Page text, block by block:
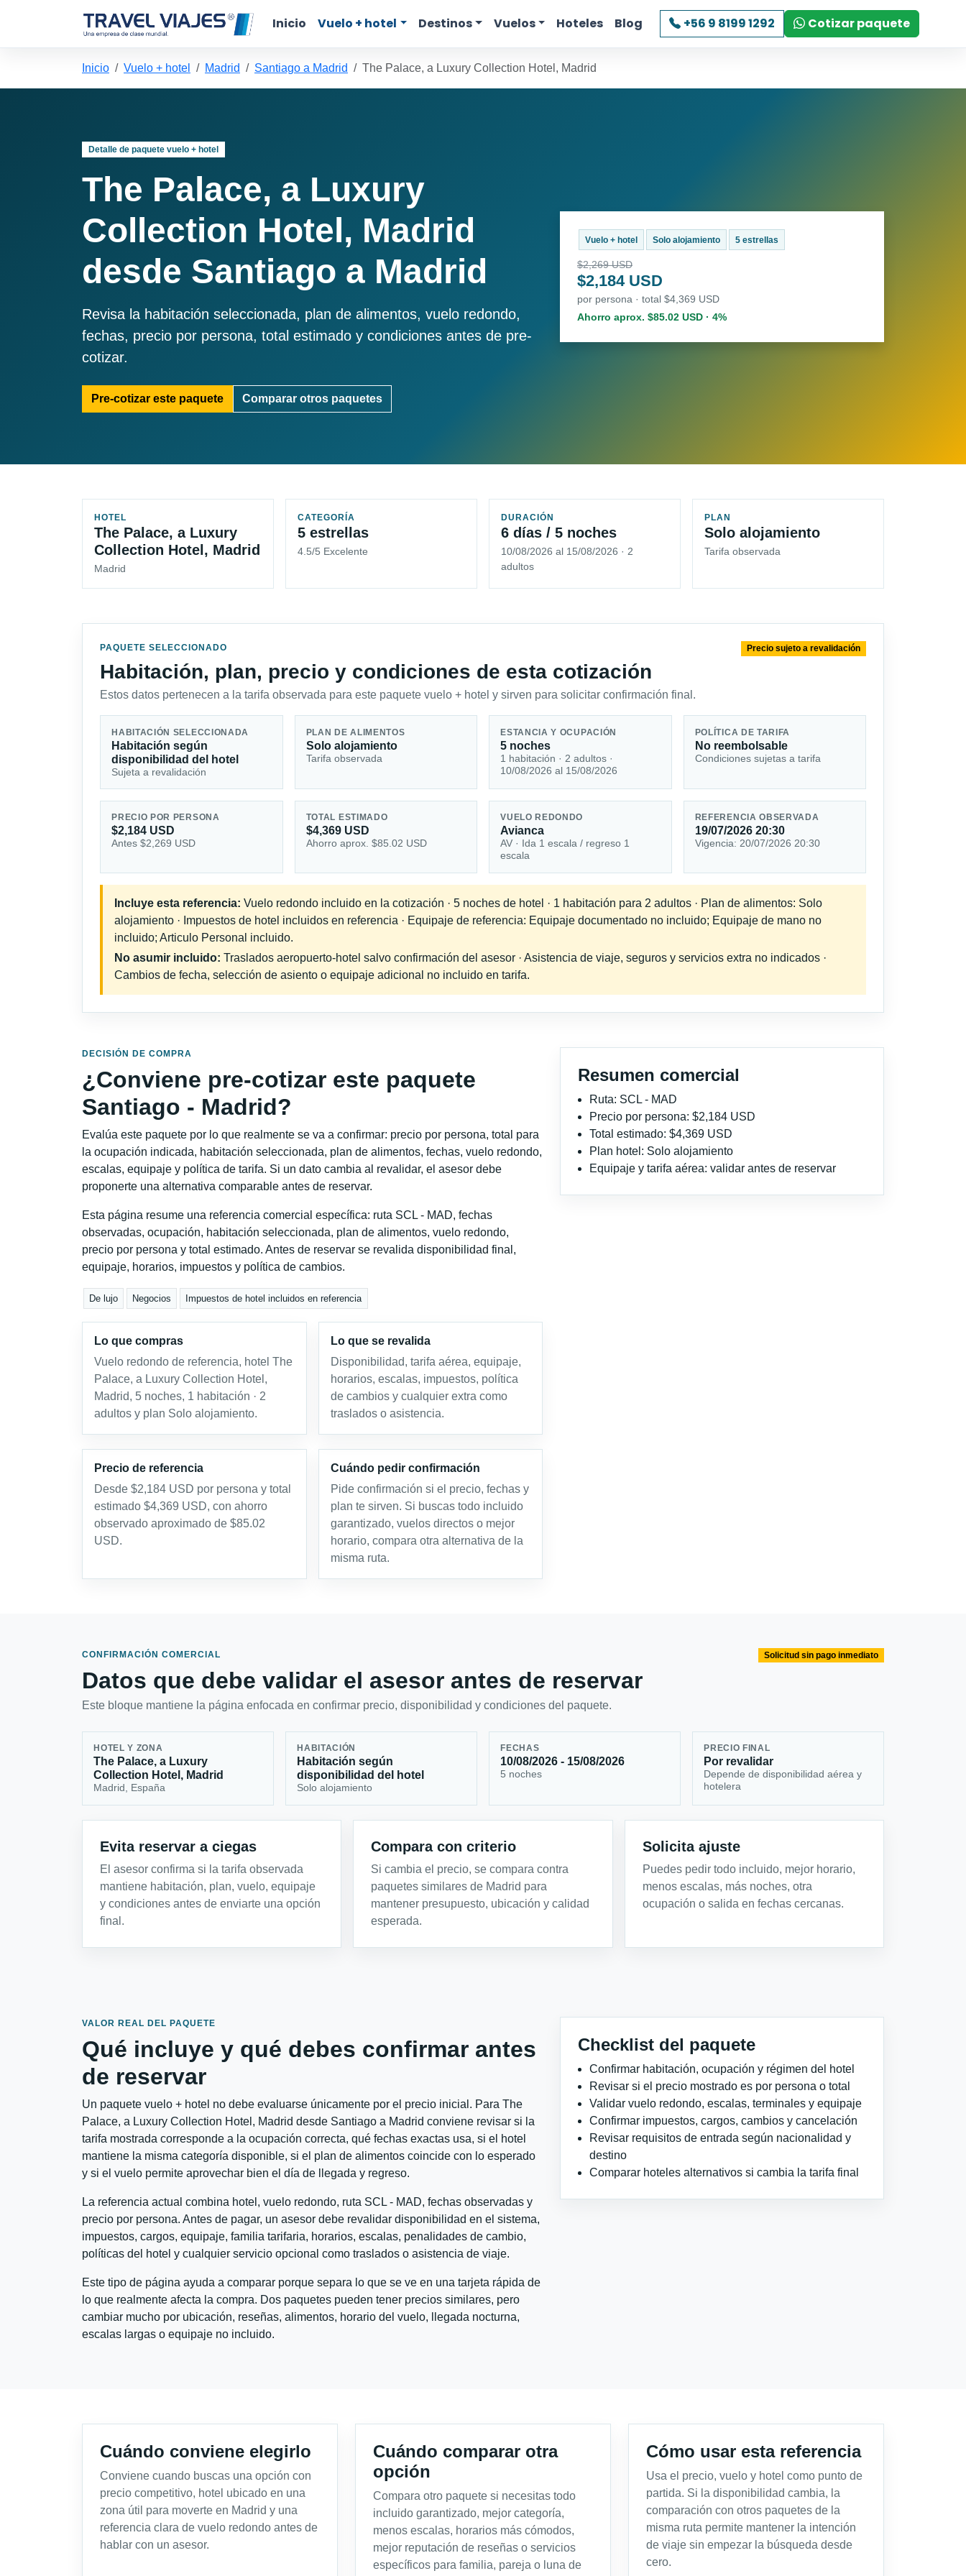
Inicio Vuelo + hotel Destinos Vuelos Hoteles Blog +56 9 8199 1292 Cotizar paquete
Inicio Vuelo + hotel Madrid Santiago a Madrid The Palace, a Luxury Collection Hotel, Madrid
Detalle de paquete vuelo + hotel
The Palace, a Luxury
Collection Hotel, Madrid
desde Santiago a Madrid
Revisa la habitación seleccionada, plan de alimentos, vuelo redondo,
fechas, precio por persona, total estimado y condiciones antes de pre-
cotizar.
Pre-cotizar este paquete Comparar otros paquetes
Vuelo + hotel Solo alojamiento 5 estrellas
$2,269 USD
$2,184 USD
por persona · total $4,369 USD
Ahorro aprox. $85.02 USD · 4%
HOTEL
The Palace, a Luxury
Collection Hotel, Madrid
Madrid
CATEGORÍA
5 estrellas
4.5/5 Excelente
DURACIÓN
6 días / 5 noches
10/08/2026 al 15/08/2026 · 2
adultos
PLAN
Solo alojamiento
Tarifa observada
PAQUETE SELECCIONADO
Habitación, plan, precio y condiciones de esta cotización
Estos datos pertenecen a la tarifa observada para este paquete vuelo + hotel y sirven para solicitar confirmación final.
Precio sujeto a revalidación
HABITACIÓN SELECCIONADA
Habitación según
disponibilidad del hotel
Sujeta a revalidación
PLAN DE ALIMENTOS
Solo alojamiento
Tarifa observada
ESTANCIA Y OCUPACIÓN
5 noches
1 habitación · 2 adultos ·
10/08/2026 al 15/08/2026
POLÍTICA DE TARIFA
No reembolsable
Condiciones sujetas a tarifa
PRECIO POR PERSONA
$2,184 USD
Antes $2,269 USD
TOTAL ESTIMADO
$4,369 USD
Ahorro aprox. $85.02 USD
VUELO REDONDO
Avianca
AV · Ida 1 escala / regreso 1
escala
REFERENCIA OBSERVADA
19/07/2026 20:30
Vigencia: 20/07/2026 20:30
Incluye esta referencia: Vuelo redondo incluido en la cotización · 5 noches de hotel · 1 habitación para 2 adultos · Plan de alimentos: Solo
alojamiento · Impuestos de hotel incluidos en referencia · Equipaje de referencia: Equipaje documentado no incluido; Equipaje de mano no
incluido; Articulo Personal incluido.
No asumir incluido: Traslados aeropuerto-hotel salvo confirmación del asesor · Asistencia de viaje, seguros y servicios extra no indicados ·
Cambios de fecha, selección de asiento o equipaje adicional no incluido en tarifa.
DECISIÓN DE COMPRA
¿Conviene pre-cotizar este paquete
Santiago - Madrid?
Evalúa este paquete por lo que realmente se va a confirmar: precio por persona, total para
la ocupación indicada, habitación seleccionada, plan de alimentos, fechas, vuelo redondo,
escalas, equipaje y política de tarifa. Si un dato cambia al revalidar, el asesor debe
proponerte una alternativa comparable antes de reservar.
Esta página resume una referencia comercial específica: ruta SCL - MAD, fechas
observadas, ocupación, habitación seleccionada, plan de alimentos, vuelo redondo,
precio por persona y total estimado. Antes de reservar se revalida disponibilidad final,
equipaje, horarios, impuestos y política de cambios.
De lujo Negocios Impuestos de hotel incluidos en referencia
Lo que compras
Vuelo redondo de referencia, hotel The
Palace, a Luxury Collection Hotel,
Madrid, 5 noches, 1 habitación · 2
adultos y plan Solo alojamiento.
Lo que se revalida
Disponibilidad, tarifa aérea, equipaje,
horarios, escalas, impuestos, política
de cambios y cualquier extra como
traslados o asistencia.
Precio de referencia
Desde $2,184 USD por persona y total
estimado $4,369 USD, con ahorro
observado aproximado de $85.02
USD.
Cuándo pedir confirmación
Pide confirmación si el precio, fechas y
plan te sirven. Si buscas todo incluido
garantizado, vuelos directos o mejor
horario, compara otra alternativa de la
misma ruta.
Resumen comercial
Ruta: SCL - MAD
Precio por persona: $2,184 USD
Total estimado: $4,369 USD
Plan hotel: Solo alojamiento
Equipaje y tarifa aérea: validar antes de reservar
CONFIRMACIÓN COMERCIAL
Datos que debe validar el asesor antes de reservar
Este bloque mantiene la página enfocada en confirmar precio, disponibilidad y condiciones del paquete.
Solicitud sin pago inmediato
HOTEL Y ZONA
The Palace, a Luxury
Collection Hotel, Madrid
Madrid, España
HABITACIÓN
Habitación según
disponibilidad del hotel
Solo alojamiento
FECHAS
10/08/2026 - 15/08/2026
5 noches
PRECIO FINAL
Por revalidar
Depende de disponibilidad aérea y
hotelera
Evita reservar a ciegas
El asesor confirma si la tarifa observada
mantiene habitación, plan, vuelo, equipaje
y condiciones antes de enviarte una opción
final.
Compara con criterio
Si cambia el precio, se compara contra
paquetes similares de Madrid para
mantener presupuesto, ubicación y calidad
esperada.
Solicita ajuste
Puedes pedir todo incluido, mejor horario,
menos escalas, más noches, otra
ocupación o salida en fechas cercanas.
VALOR REAL DEL PAQUETE
Qué incluye y qué debes confirmar antes
de reservar
Un paquete vuelo + hotel no debe evaluarse únicamente por el precio inicial. Para The
Palace, a Luxury Collection Hotel, Madrid desde Santiago a Madrid conviene revisar si la
tarifa mostrada corresponde a la ocupación correcta, qué fechas exactas usa, si el hotel
mantiene la misma categoría disponible, si el plan de alimentos coincide con lo esperado
y si el vuelo permite aprovechar bien el día de llegada y regreso.
La referencia actual combina hotel, vuelo redondo, ruta SCL - MAD, fechas observadas y
precio por persona. Antes de pagar, un asesor debe revalidar disponibilidad en el sistema,
impuestos, cargos, equipaje, familia tarifaria, horarios, escalas, penalidades de cambio,
políticas del hotel y cualquier servicio opcional como traslados o asistencia de viaje.
Este tipo de página ayuda a comparar porque separa lo que se ve en una tarjeta rápida de
lo que realmente afecta la compra. Dos paquetes pueden tener precios similares, pero
cambiar mucho por ubicación, reseñas, alimentos, horario del vuelo, llegada nocturna,
escalas largas o equipaje no incluido.
Checklist del paquete
Confirmar habitación, ocupación y régimen del hotel
Revisar si el precio mostrado es por persona o total
Validar vuelo redondo, escalas, terminales y equipaje
Confirmar impuestos, cargos, cambios y cancelación
Revisar requisitos de entrada según nacionalidad y
destino
Comparar hoteles alternativos si cambia la tarifa final
Cuándo conviene elegirlo
Conviene cuando buscas una opción con
precio competitivo, hotel ubicado en una
zona útil para moverte en Madrid y una
referencia clara de vuelo redondo antes de
hablar con un asesor.
Cuándo comparar otra
opción
Compara otro paquete si necesitas todo
incluido garantizado, mejor categoría,
menos escalas, horarios más cómodos,
mejor reputación de reseñas o servicios
específicos para familia, pareja o luna de
Cómo usar esta referencia
Usa el precio, vuelo y hotel como punto de
partida. Si la disponibilidad cambia, la
comparación con otros paquetes de la
misma ruta permite mantener la intención
de viaje sin empezar la búsqueda desde
cero.